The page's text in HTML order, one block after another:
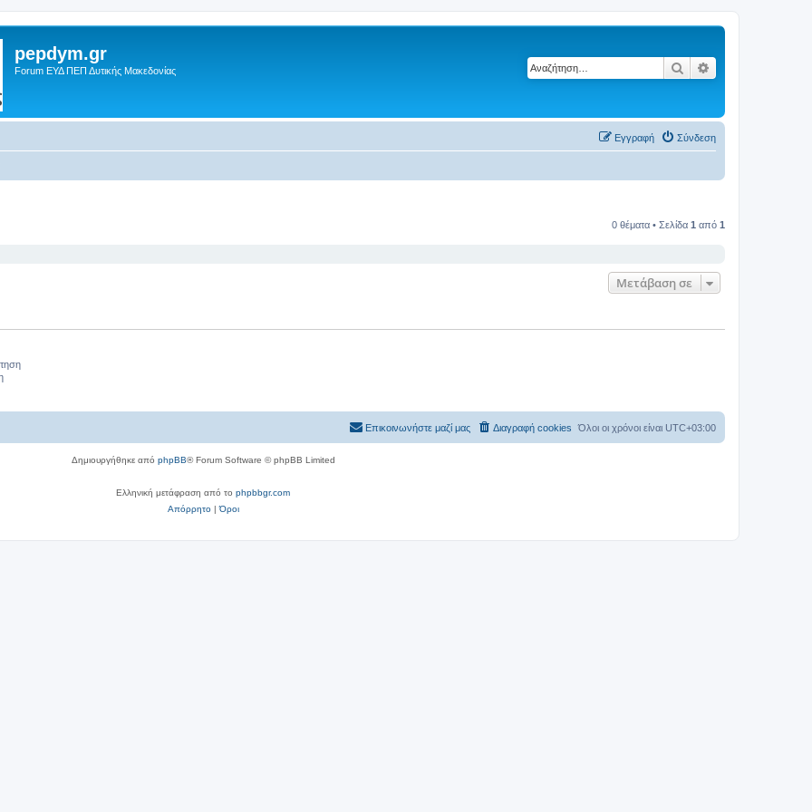
pepdym.gr
Forum ΕΥΔ ΠΕΠ Δυτικής Μακεδονίας Αναζήτηση
Σύνδεση
Εγγραφή
0 θέματα • Σελίδα 1 από 1
Μετάβαση σε
Όλοι οι χρόνοι είναι UTC+03:00
Διαγραφή cookies
Επικοινωνήστε μαζί μας
Δημιουργήθηκε από phpBB® Forum Software © phpBB Limited
Ελληνική μετάφραση από το phpbbgr.com
Απόρρητο|Όροι